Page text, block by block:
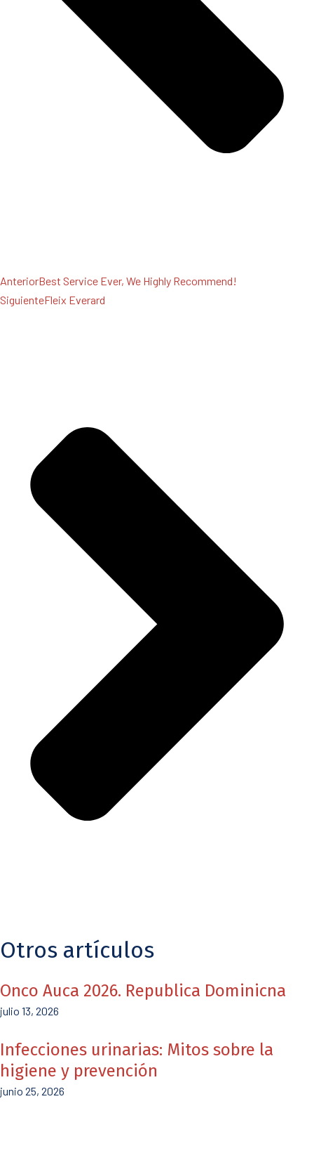
AnteriorBest Service Ever, We Highly Recommend!
SiguienteFleix Everard
Otros artículos
Onco Auca 2026. Republica Dominicna
julio 13, 2026
Infecciones urinarias: Mitos sobre la
higiene y prevención
junio 25, 2026